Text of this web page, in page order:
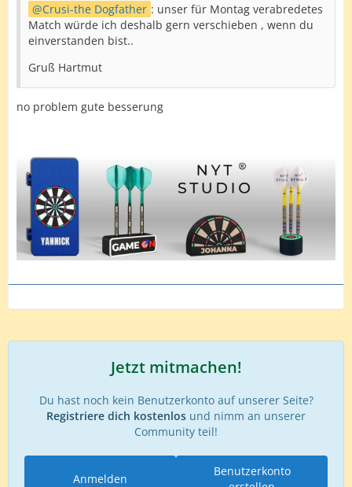
Crusi-the Dogfather : unser für Montag verabredetes
Match würde ich deshalb gern verschieben , wenn du
einverstanden bist..
Gruß Hartmut
no problem gute besserung
Jetzt mitmachen!
Du hast noch kein Benutzerkonto auf unserer Seite?
Registriere dich kostenlos und nimm an unserer
Community teil!
Benutzerkonto
Anmelden